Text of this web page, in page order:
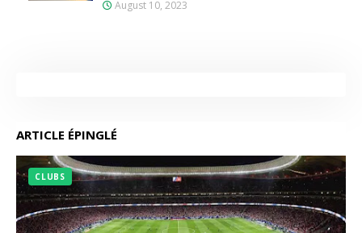
August 10, 2023
ARTICLE ÉPINGLÉ
CLUBS